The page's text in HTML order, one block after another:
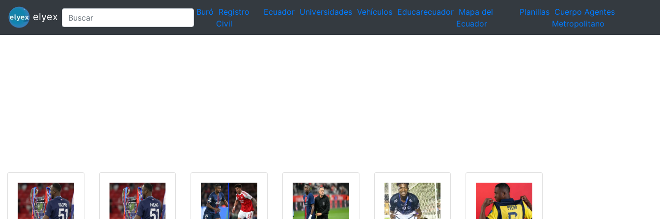
elyex Buró Registro
Civil
Ecuador Universidades Vehículos Educarecuador Mapa del
Ecuador
Planillas Cuerpo Agentes
Metropolitano